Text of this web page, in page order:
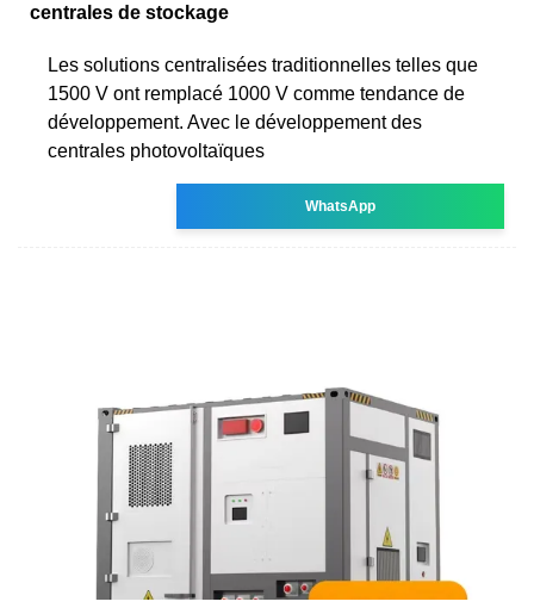
centrales de stockage
Les solutions centralisées traditionnelles telles que
1500 V ont remplacé 1000 V comme tendance de
développement. Avec le développement des
centrales photovoltaïques
WhatsApp